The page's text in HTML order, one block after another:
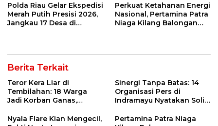
Polda Riau Gelar Ekspedisi
Merah Putih Presisi 2026,
Jangkau 17 Desa di
Perkuat Ketahanan Energi
Nasional, Pertamina Patra
Niaga Kilang Balongan
Berita Terkait
Teror Kera Liar di
Tembilahan: 18 Warga
Jadi Korban Ganas,
12 Jahitan!
Sinergi Tanpa Batas: 14
Organisasi Pers di
Indramayu Nyatakan Solid
Nyala Flare Kian Mengecil,
Pertamina Patra Niaga